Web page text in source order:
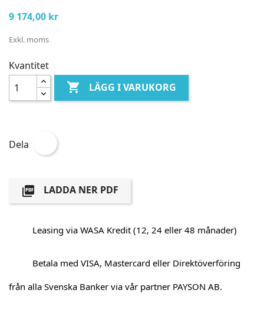
9 174,00 kr
Exkl. moms
Kvantitet
 LÄGG I VARUKORG
Dela
 LADDA NER PDF
Leasing via WASA Kredit (12, 24 eller 48 månader)
Betala med VISA, Mastercard eller Direktöverföring
från alla Svenska Banker via vår partner PAYSON AB.